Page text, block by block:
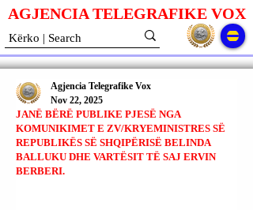
AGJENCIA TELEGRAFIKE VOX
JANË BËRË PUBLIKE PJESË NGA
KOMUNIKIMET E ZV/KRYEMINISTRES SË
REPUBLIKËS SË SHQIPËRISË BELINDA
BALLUKU DHE VARTËSIT TË SAJ ERVIN
BERBERI.
Agjencia Telegrafike Vox
Nov 22, 2025